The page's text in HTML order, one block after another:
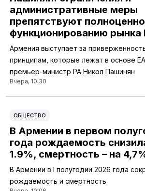
административные меры
препятствуют
функционированию
Армения выступает за
принципам, которые лежат в основе
премьер-министр РА Никол Пашинян
Вчера, 10:30
ОБЩЕСТВО
В Армении в первом
года рождаемость
1.9%, смертность – на
В Армении в I полугодии 2026 года
рождаемость и смертность